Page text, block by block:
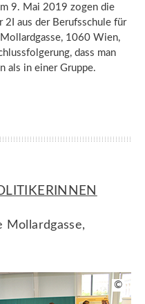
9. Mai 2019 zogen die
2I aus der Berufsschule für
1060 Wien,
dass man
als in einer Gruppe.
Mollardgasse,
©